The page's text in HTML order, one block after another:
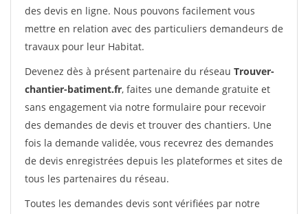
des devis en ligne. Nous pouvons facilement vous
mettre en relation avec des particuliers demandeurs de
travaux pour leur Habitat.
Devenez dès à présent partenaire du réseau Trouver-
chantier-batiment.fr, faites une demande gratuite et
sans engagement via notre formulaire pour recevoir
des demandes de devis et trouver des chantiers. Une
fois la demande validée, vous recevrez des demandes
de devis enregistrées depuis les plateformes et sites de
tous les partenaires du réseau.
Toutes les demandes devis sont vérifiées par notre